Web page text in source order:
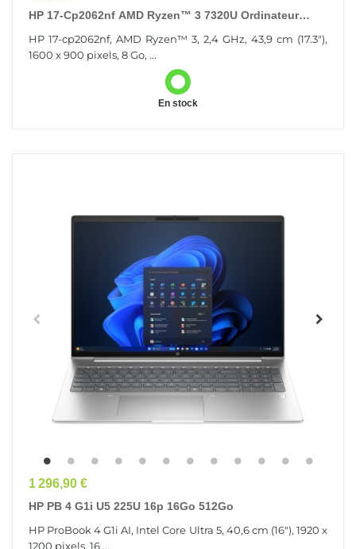
HP 17-Cp2062nf AMD Ryzen™ 3 7320U Ordinateur
512...
HP 17-cp2062nf, AMD Ryzen™ 3, 2,4 GHz, 43,9 cm (17.3"),
1600 x 900 pixels, 8 Go, ...
En stock
Prix
1 296,90 €
HP PB 4 G1i U5 225U 16p 16Go 512Go
HP ProBook 4 G1i AI, Intel Core Ultra 5, 40,6 cm (16"), 1920 x
1200 pixels, 16 ...